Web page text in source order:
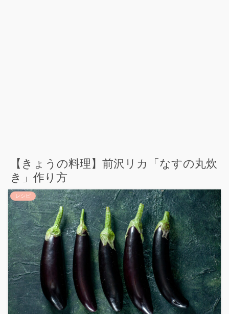
【きょうの料理】前沢リカ「なすの丸炊
き」作り方
レシピ